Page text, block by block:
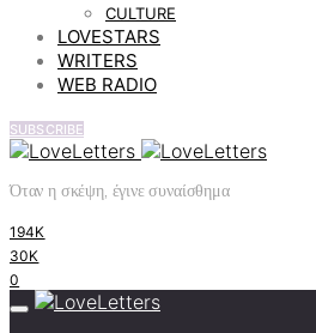
CULTURE
LOVESTARS
WRITERS
WEB RADIO
SUBSCRIBE
Όταν η σκέψη, έγινε συναίσθημα
194K
30K
0